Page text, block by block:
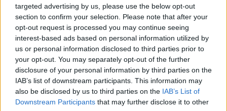
targeted advertising by us, please use the below opt-out
section to confirm your selection. Please note that after your
opt-out request is processed you may continue seeing
interest-based ads based on personal information utilized by
us or personal information disclosed to third parties prior to
your opt-out. You may separately opt-out of the further
disclosure of your personal information by third parties on the
IAB’s list of downstream participants. This information may
also be disclosed by us to third parties on the IAB’s List of
Downstream Participants that may further disclose it to other
γυναίκα να πέσει στον δρόμο.
Η μητέρα και ο αδερφός της 28χρονης
έσπευσαν στο σημείο και εντόπισαν τη γυναίκα
σε χαντάκι, με τα ρούχα της γεμάτα χώματα και
χόρτα. Εκτός από τα σοβαρά τραύματα στο
κεφάλι, έφερε εκδορές στην πλάτη και στα
χέρια.